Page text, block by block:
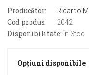
Producător: Ricardo
Cod produs: 2042
Disponibilitate: În Stoc
Opţiuni disponibile